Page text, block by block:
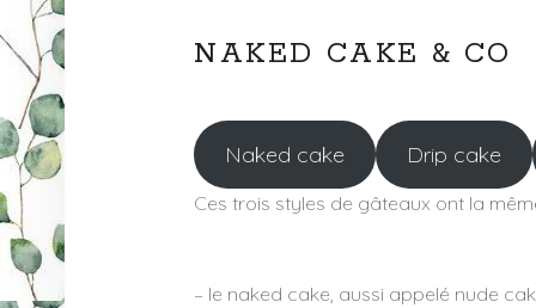
N
E
NAKED CAKE & CO
Naked cake Drip cake
Ces trois styles de gâteaux ont la
– le naked cake, aussi appelé nude